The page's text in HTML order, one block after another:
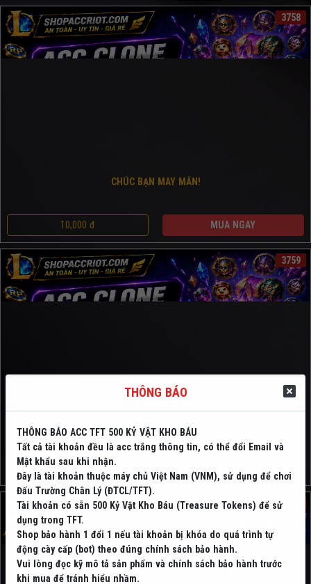
3758
CHÚC BẠN MAY MẮN!
10,000 đ MUA NGAY
3759
CHÚC BẠN MAY MẮN!
10,000 đ
3760
THÔNG BÁO
THÔNG BÁO ACC TFT 500 KỶ VẬT KHO BÁU
Tất cả tài khoản đều là acc trắng thông tin, có thể đổi Email và
Mật khẩu sau khi nhận.
Đây là tài khoản thuộc máy chủ Việt Nam (VNM), sử dụng để chơi
Đấu Trường Chân Lý (ĐTCL/TFT).
Tài khoản có sẵn 500 Kỷ Vật Kho Báu (Treasure Tokens) để sử
dụng trong TFT.
Shop bảo hành 1 đổi 1 nếu tài khoản bị khóa do quá trình tự
động cày cấp (bot) theo đúng chính sách bảo hành.
Vui lòng đọc kỹ mô tả sản phẩm và chính sách bảo hành trước
khi mua để tránh hiểu nhầm.